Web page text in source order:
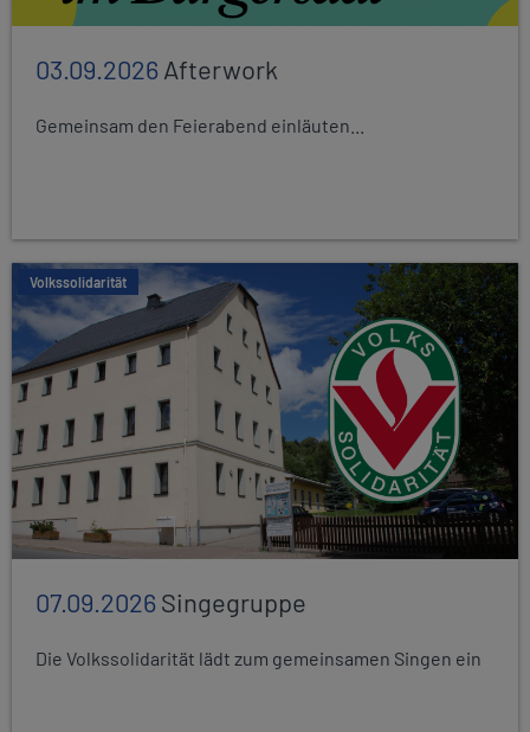
03.09.2026Afterwork
Gemeinsam den Feierabend einläuten...
Volkssolidarität
07.09.2026Singegruppe
Die Volkssolidarität lädt zum gemeinsamen Singen ein